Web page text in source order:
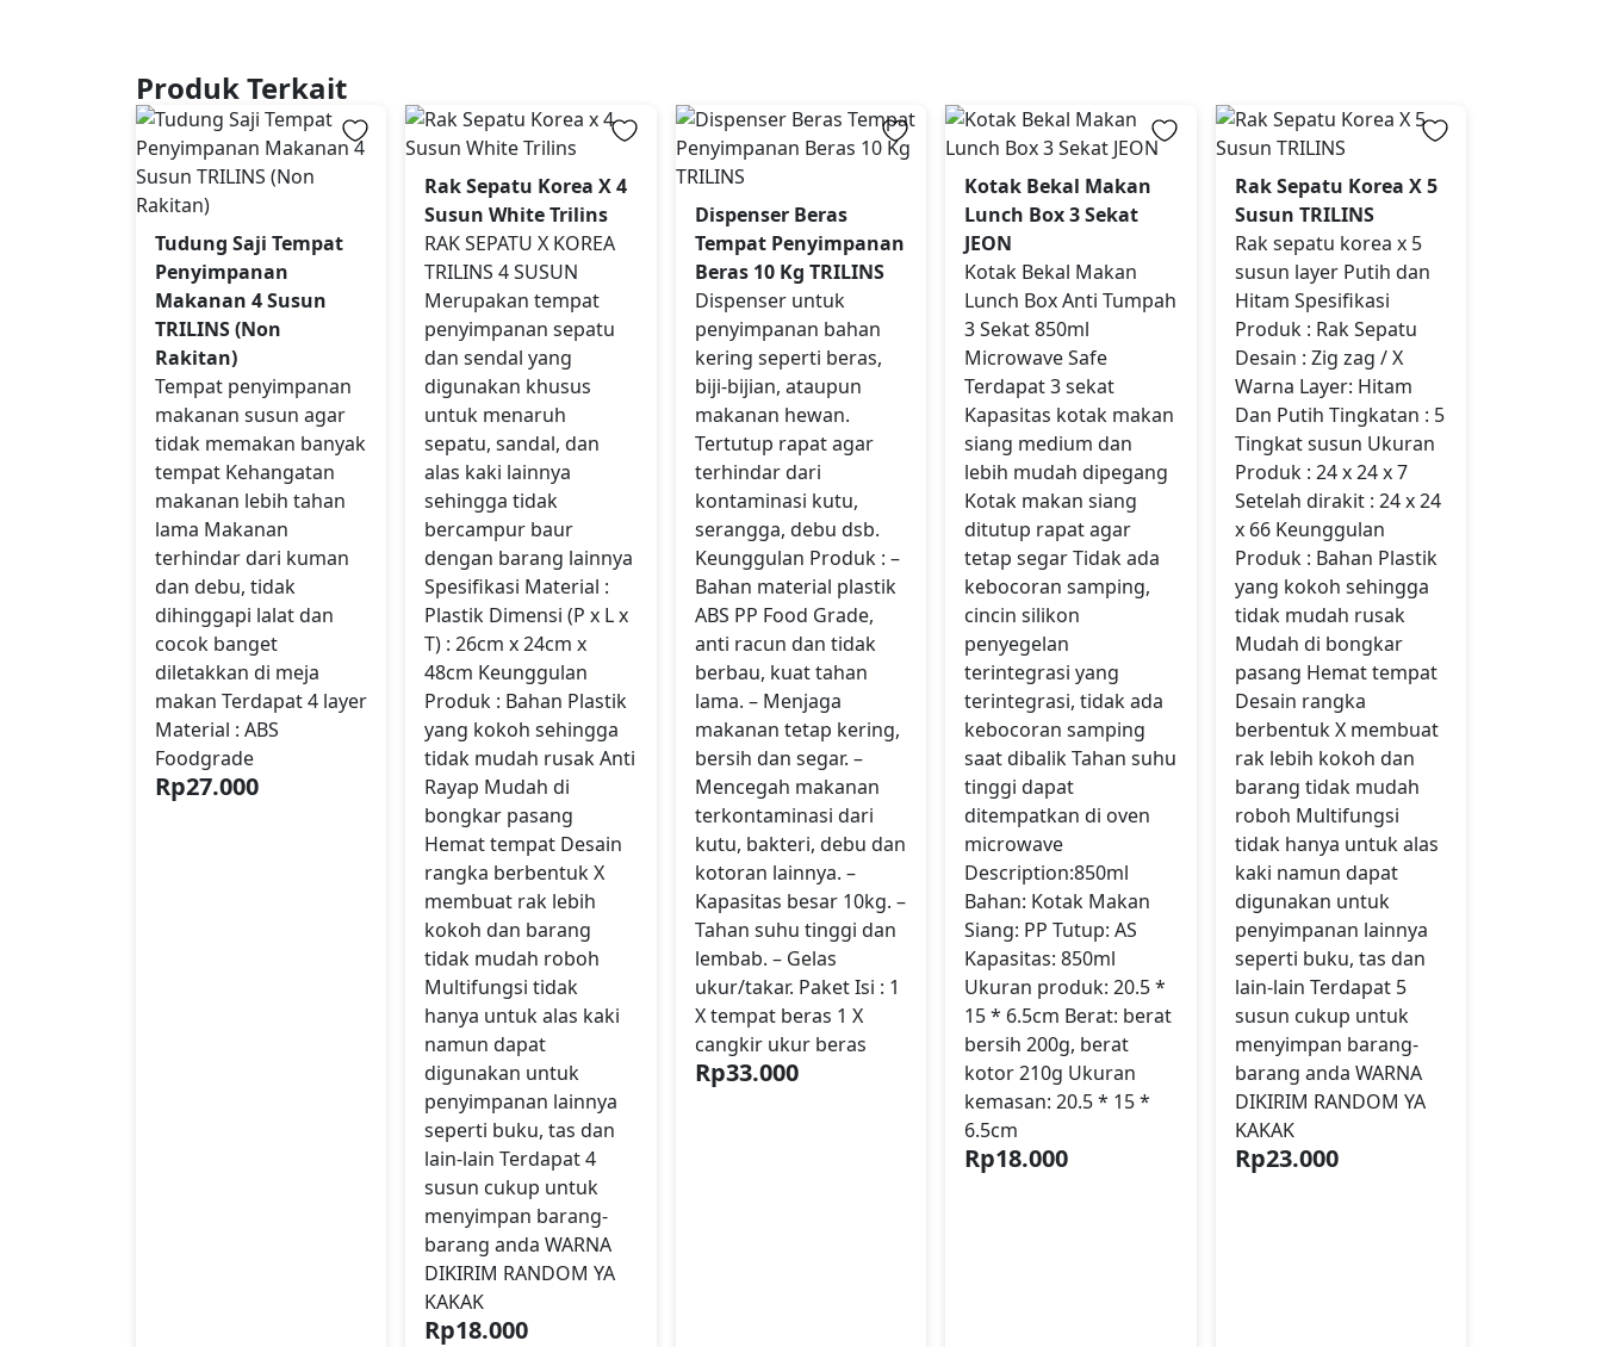
Produk Terkait
Tudung Saji Tempat
Penyimpanan
Makanan 4 Susun
TRILINS (Non
Rakitan)
Tempat penyimpanan
makanan susun agar
tidak memakan banyak
tempat Kehangatan
makanan lebih tahan
lama Makanan
terhindar dari kuman
dan debu, tidak
dihinggapi lalat dan
cocok banget
diletakkan di meja
makan Terdapat 4 layer
Material : ABS
Foodgrade
Rp27.000
Rak Sepatu Korea X 4
Susun White Trilins
RAK SEPATU X KOREA
TRILINS 4 SUSUN
Merupakan tempat
penyimpanan sepatu
dan sendal yang
digunakan khusus
untuk menaruh
sepatu, sandal, dan
alas kaki lainnya
sehingga tidak
bercampur baur
dengan barang lainnya
Spesifikasi Material :
Plastik Dimensi (P x L x
T) : 26cm x 24cm x
48cm Keunggulan
Produk : Bahan Plastik
yang kokoh sehingga
tidak mudah rusak Anti
Rayap Mudah di
bongkar pasang
Hemat tempat Desain
rangka berbentuk X
membuat rak lebih
kokoh dan barang
tidak mudah roboh
Multifungsi tidak
hanya untuk alas kaki
namun dapat
digunakan untuk
penyimpanan lainnya
seperti buku, tas dan
lain-lain Terdapat 4
susun cukup untuk
menyimpan barang-
barang anda WARNA
DIKIRIM RANDOM YA
KAKAK
Rp18.000
Dispenser Beras
Tempat Penyimpanan
Beras 10 Kg TRILINS
Dispenser untuk
penyimpanan bahan
kering seperti beras,
biji-bijian, ataupun
makanan hewan.
Tertutup rapat agar
terhindar dari
kontaminasi kutu,
serangga, debu dsb.
Keunggulan Produk : –
Bahan material plastik
ABS PP Food Grade,
anti racun dan tidak
berbau, kuat tahan
lama. – Menjaga
makanan tetap kering,
bersih dan segar. –
Mencegah makanan
terkontaminasi dari
kutu, bakteri, debu dan
kotoran lainnya. –
Kapasitas besar 10kg. –
Tahan suhu tinggi dan
lembab. – Gelas
ukur/takar. Paket Isi : 1
X tempat beras 1 X
cangkir ukur beras
Rp33.000
Kotak Bekal Makan
Lunch Box 3 Sekat
JEON
Kotak Bekal Makan
Lunch Box Anti Tumpah
3 Sekat 850ml
Microwave Safe
Terdapat 3 sekat
Kapasitas kotak makan
siang medium dan
lebih mudah dipegang
Kotak makan siang
ditutup rapat agar
tetap segar Tidak ada
kebocoran samping,
cincin silikon
penyegelan
terintegrasi yang
terintegrasi, tidak ada
kebocoran samping
saat dibalik Tahan suhu
tinggi dapat
ditempatkan di oven
microwave
Description:850ml
Bahan: Kotak Makan
Siang: PP Tutup: AS
Kapasitas: 850ml
Ukuran produk: 20.5 *
15 * 6.5cm Berat: berat
bersih 200g, berat
kotor 210g Ukuran
kemasan: 20.5 * 15 *
6.5cm
Rp18.000
Rak Sepatu Korea X 5
Susun TRILINS
Rak sepatu korea x 5
susun layer Putih dan
Hitam Spesifikasi
Produk : Rak Sepatu
Desain : Zig zag / X
Warna Layer: Hitam
Dan Putih Tingkatan : 5
Tingkat susun Ukuran
Produk : 24 x 24 x 7
Setelah dirakit : 24 x 24
x 66 Keunggulan
Produk : Bahan Plastik
yang kokoh sehingga
tidak mudah rusak
Mudah di bongkar
pasang Hemat tempat
Desain rangka
berbentuk X membuat
rak lebih kokoh dan
barang tidak mudah
roboh Multifungsi
tidak hanya untuk alas
kaki namun dapat
digunakan untuk
penyimpanan lainnya
seperti buku, tas dan
lain-lain Terdapat 5
susun cukup untuk
menyimpan barang-
barang anda WARNA
DIKIRIM RANDOM YA
KAKAK
Rp23.000